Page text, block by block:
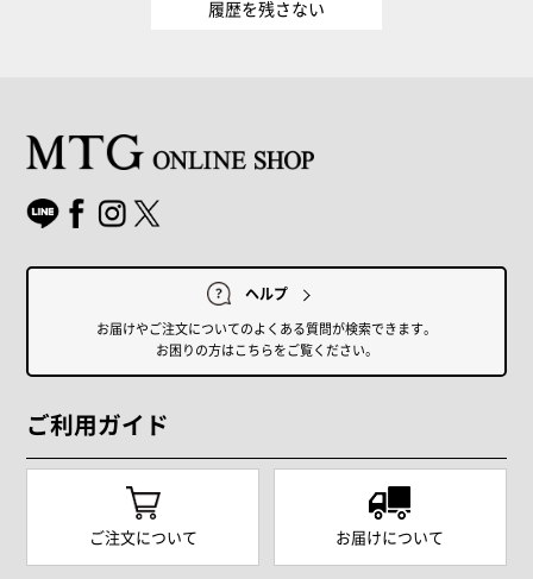
履歴を残さない
ヘルプ
お届けやご注文についてのよくある質問が検索できます。
お困りの方はこちらをご覧ください。
ご利用ガイド
ご注文について お届けについて